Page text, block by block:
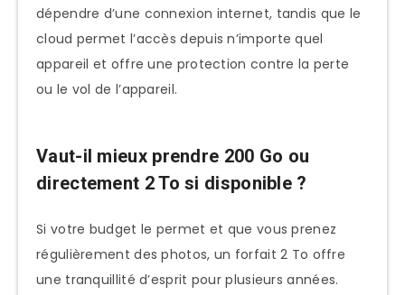
dépendre d’une connexion internet, tandis que le
cloud permet l’accès depuis n’importe quel
appareil et offre une protection contre la perte
ou le vol de l’appareil.
Vaut-il mieux prendre 200 Go ou
directement 2 To si disponible ?
Si votre budget le permet et que vous prenez
régulièrement des photos, un forfait 2 To offre
une tranquillité d’esprit pour plusieurs années.